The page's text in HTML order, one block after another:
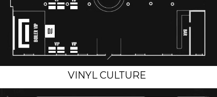
VINYL CULTURE